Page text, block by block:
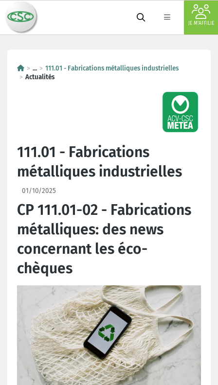
JE M'AFFILIE
...
111.01 - Fabrications métalliques industrielles
Actualités
111.01 - Fabrications
métalliques industrielles
01/10/2025
CP 111.01-02 - Fabrications
métalliques: des news
concernant les éco-
chèques